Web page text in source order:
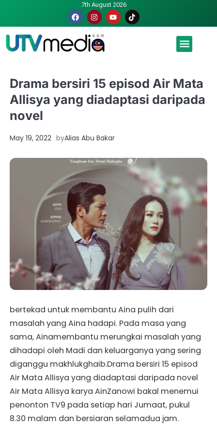
7th August 2026
Drama bersiri 15 episod Air Mata
Allisya yang diadaptasi daripada
novel
May 19, 2022 byAlias Abu Bakar
bertekad untuk membantu Aina pulih dari
masalah yang Aina hadapi. Pada masa yang
sama, Ainamembantu merungkai masalah yang
dihadapi oleh Madi dan keluarganya yang sering
diganggu makhlukghaib.Drama bersiri 15 episod
Air Mata Allisya yang diadaptasi daripada novel
Air Mata Allisya karya AinZanowi bakal menemui
penonton TV9 pada setiap hari Jumaat, pukul
8.30 malam dan bersiaran selamadua jam.